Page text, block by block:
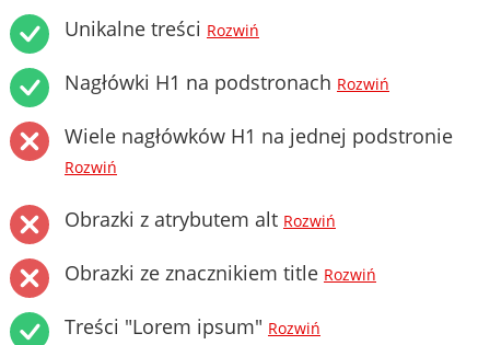
Unikalne treści Rozwiń
Nagłówki H1 na podstronach Rozwiń
Wiele nagłówków H1 na jednej podstronie
Rozwiń
Obrazki z atrybutem alt Rozwiń
Obrazki ze znacznikiem title Rozwiń
Treści "Lorem ipsum" Rozwiń